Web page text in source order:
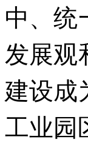
中、统
发展观
建设成
工业园